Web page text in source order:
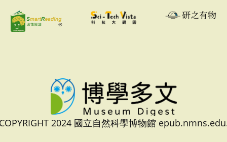
2024 國立自然科學博物館